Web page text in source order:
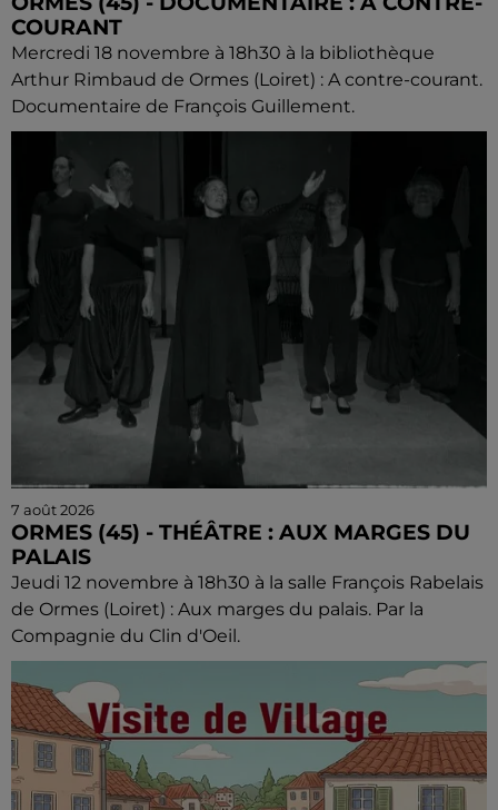
COURANT
Mercredi 18 novembre à 18h30 à la bibliothèque
Arthur Rimbaud de Ormes (Loiret) : A contre-courant.
Documentaire de François Guillement.
7 août 2026
ORMES (45) - THÉÂTRE : AUX MARGES DU
PALAIS
Jeudi 12 novembre à 18h30 à la salle François Rabelais
de Ormes (Loiret) : Aux marges du palais. Par la
Compagnie du Clin d'Oeil.